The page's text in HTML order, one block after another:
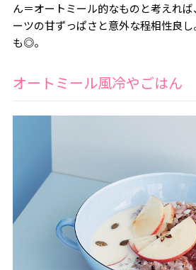
ん＝オートミール的なものと考えれ
ーツの甘ずっぱさと意外な程相性良
も◎。
オートミール風冷やごはん